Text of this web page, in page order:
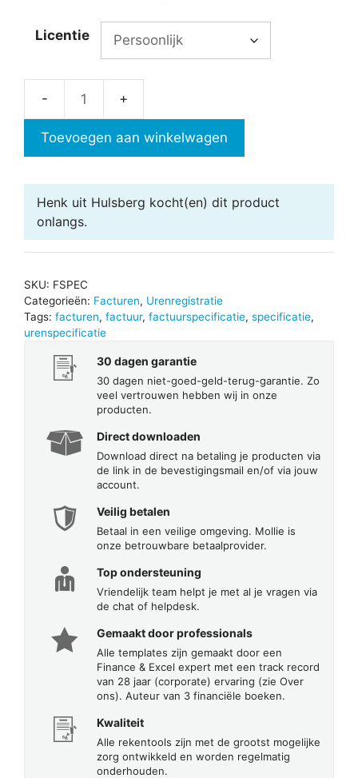
Licentie
Toevoegen aan winkelwagen
Henk uit Hulsberg kocht(en) dit product
onlangs.
SKU: FSPEC
Categorieën: Facturen, Urenregistratie
Tags: facturen, factuur, factuurspecificatie, specificatie,
urenspecificatie
30 dagen garantie
30 dagen niet-goed-geld-terug-garantie. Zo
veel vertrouwen hebben wij in onze
producten.
Direct downloaden
Download direct na betaling je producten via
de link in de bevestigingsmail en/of via jouw
account.
Veilig betalen
Betaal in een veilige omgeving. Mollie is
onze betrouwbare betaalprovider.
Top ondersteuning
Vriendelijk team helpt je met al je vragen via
de chat of helpdesk.
Gemaakt door professionals
Alle templates zijn gemaakt door een
Finance & Excel expert met een track record
van 28 jaar (corporate) ervaring (zie Over
ons). Auteur van 3 financiële boeken.
Kwaliteit
Alle rekentools zijn met de grootst mogelijke
zorg ontwikkeld en worden regelmatig
onderhouden.